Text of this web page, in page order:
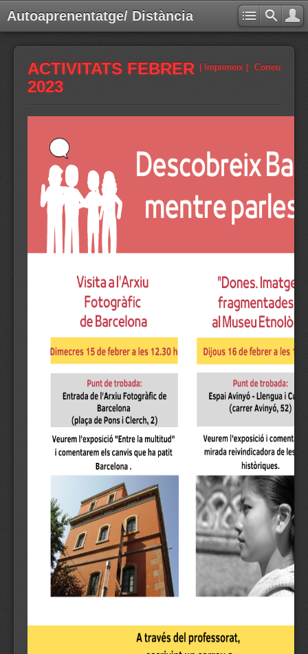
Autoaprenentatge/ Distància
Correu
| Imprimeix |
ACTIVITATS FEBRER
2023